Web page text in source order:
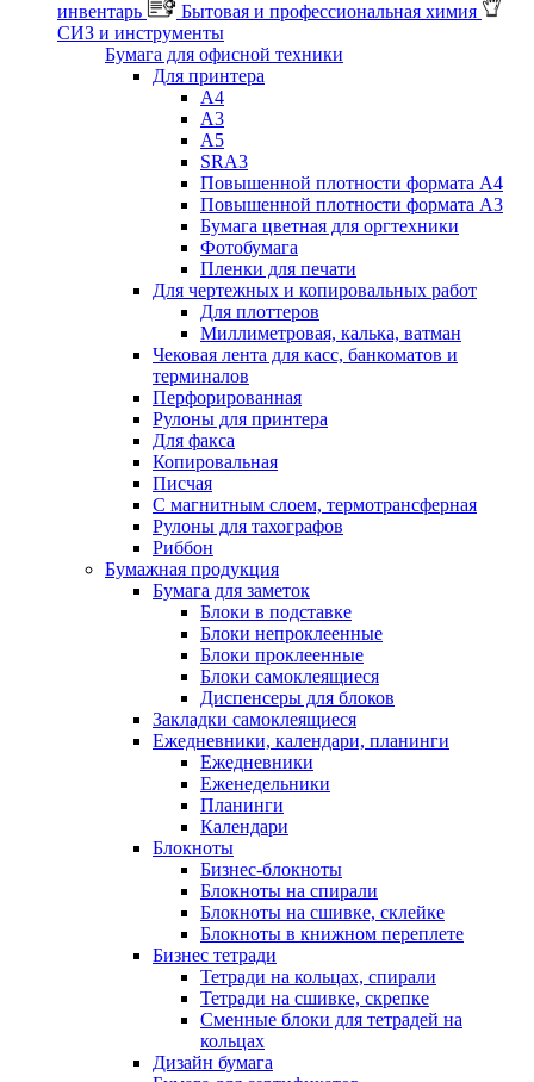
инвентарь
Бытовая и профессиональная химия
СИЗ и инструменты
Бумага для офисной техники
Для принтера
А4
А3
А5
SRA3
Повышенной плотности формата А4
Повышенной плотности формата А3
Бумага цветная для оргтехники
Фотобумага
Пленки для печати
Для чертежных и копировальных работ
Для плоттеров
Миллиметровая, калька, ватман
Чековая лента для касс, банкоматов и
терминалов
Перфорированная
Рулоны для принтера
Для факса
Копировальная
Писчая
С магнитным слоем, термотрансферная
Рулоны для тахографов
Риббон
Бумажная продукция
Бумага для заметок
Блоки в подставке
Блоки непроклеенные
Блоки проклеенные
Блоки самоклеящиеся
Диспенсеры для блоков
Закладки самоклеящиеся
Ежедневники, календари, планинги
Ежедневники
Еженедельники
Планинги
Календари
Блокноты
Бизнес-блокноты
Блокноты на спирали
Блокноты на сшивке, склейке
Блокноты в книжном переплете
Бизнес тетради
Тетради на кольцах, спирали
Тетради на сшивке, скрепке
Сменные блоки для тетрадей на
кольцах
Дизайн бумага